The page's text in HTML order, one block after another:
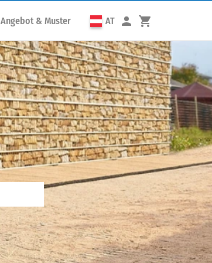
Angebot & Muster AT